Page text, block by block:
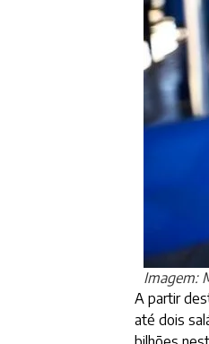
Imagem:
A partir
até dois